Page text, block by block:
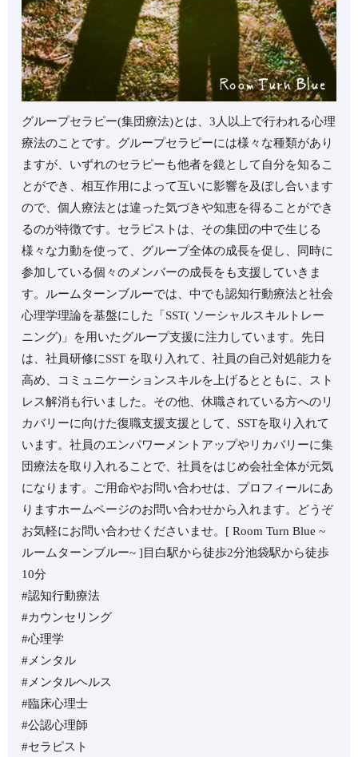
⁡グループセラピー(集団療法)とは、3人以上で行われる心理
療法のことです。⁡⁡グループセラピーには様々な種類があり
ますが、いずれのセラピーも他者を鏡として自分を知るこ
とができ、相互作用によって互いに影響を及ぼし合います
ので、個人療法とは違った気づきや知恵を得ることができ
るのが特徴です。⁡⁡セラピストは、その集団の中で生じる
様々な力動を使って、グループ全体の成長を促し、同時に
参加している個々のメンバーの成長をも支援していきま
す。⁡⁡ルームターンブルーでは、中でも認知行動療法と社会
心理学理論を基盤にした「SST( ソーシャルスキルトレー
ニング)」を用いたグループ支援に注力しています。⁡⁡先日
は、社員研修にSST を取り入れて、社員の自己対処能力を
高め、コミュニケーションスキルを上げるとともに、スト
レス解消も行いました。⁡⁡その他、休職されている方へのリ
カバリーに向けた復職支援支援として、SSTを取り入れて
います。⁡⁡社員のエンパワーメントアップやリカバリーに集
団療法を取り入れることで、社員をはじめ会社全体が元気
になります。⁡⁡ご用命やお問い合わせは、プロフィールにあ
りますホームページのお問い合わせから入れます。⁡どうぞ
お気軽にお問い合わせくださいませ。⁡⁡⁡[ Room Turn Blue ~
ルームターンブルー~ ]⁡目白駅から徒歩2分⁡池袋駅から徒歩
10分⁡⁡⁡⁡
#認知行動療法
#カウンセリング
#心理学
#メンタル
#メンタルヘルス
#臨床心理士
#公認心理師
#セラピスト